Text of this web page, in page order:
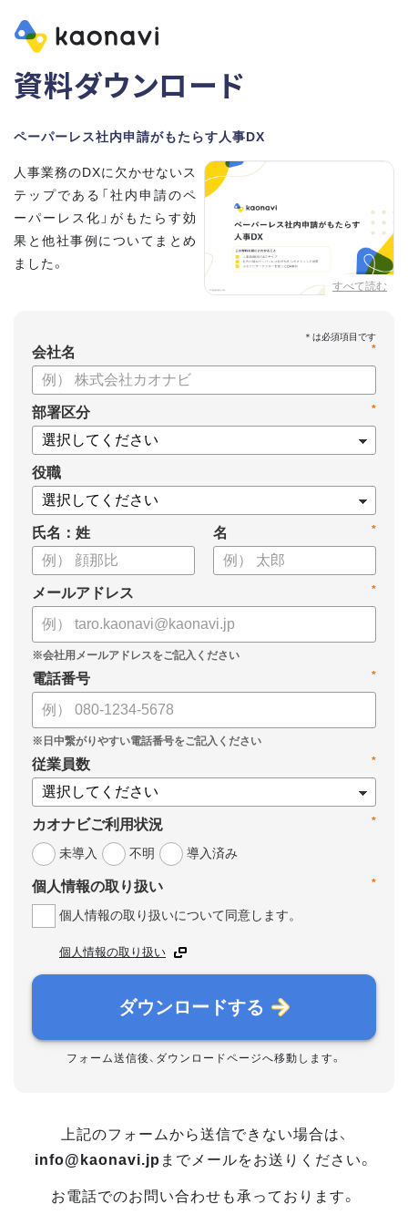
資料ダウンロード
ペーパーレス社内申請がもたらす人事DX
すべて読む
人事業務のDXに欠かせないス
テップである「社内申請のペ
ーパーレス化」がもたらす効
果と他社事例についてまとめ
ました。
・ペーパーレス社内申請がもたらすメリット
・カオナビワークフローでペーパーレス社内申請
人事業務DX推進状況の確認にもあわせてご活用ください。
*
会社名
*
部署区分
役職
氏名：姓 *
名
*
メールアドレス
*
電話番号
*
従業員数
*
カオナビご利用状況
未導入
不明 導入済み
*
個人情報の取り扱い
個人情報の取り扱いについて同意します。
個人情報の取り扱い
ダウンロードする
フォーム送信後、ダウンロードページへ移動します。
上記のフォームから送信できない場合は、
info@kaonavi.jp までメールをお送りください。
お電話でのお問い合わせも承っております。